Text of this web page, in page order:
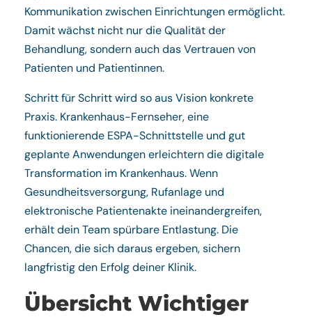
Kommunikation zwischen Einrichtungen ermöglicht.
Damit wächst nicht nur die Qualität der
Behandlung, sondern auch das Vertrauen von
Patienten und Patientinnen.
Schritt für Schritt wird so aus Vision konkrete
Praxis. Krankenhaus-Fernseher, eine
funktionierende ESPA-Schnittstelle und gut
geplante Anwendungen erleichtern die digitale
Transformation im Krankenhaus. Wenn
Gesundheitsversorgung, Rufanlage und
elektronische Patientenakte ineinandergreifen,
erhält dein Team spürbare Entlastung. Die
Chancen, die sich daraus ergeben, sichern
langfristig den Erfolg deiner Klinik.
Übersicht Wichtiger